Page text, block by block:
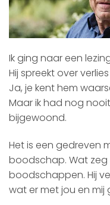
Ik ging naar een
Hij spreekt over
Ja, je kent hem
Maar ik had nog
bijgewoond.
Het is een gedreven
boodschap. Wat zeg
boodschappen. Hij
wat er met jou en mij